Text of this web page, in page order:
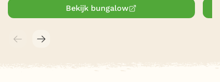
Bekijk bungalow